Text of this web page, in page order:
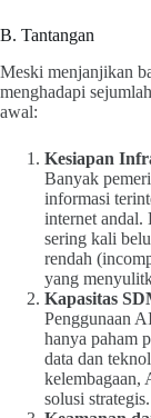
B. Tantangan
Meski menjanjikan
menghadapi
awal:
Kesiapan
Banyak
informasi
internet andal.
sering kali
rendah
yang
Kapasitas
Penggunaan
hanya paham
data dan
kelembagaan,
solusi strategis.